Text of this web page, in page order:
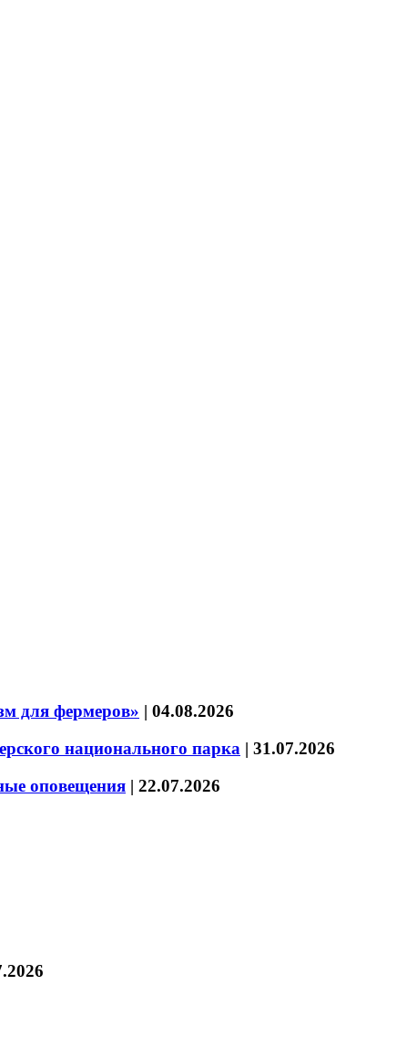
для фермеров» | 04.08.2026
национального парка | 31.07.2026
оповещения | 22.07.2026